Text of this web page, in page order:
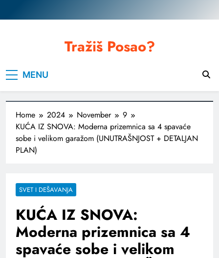
to
Tražiš Posao?
MENU
Home 2024 November
9
KUĆA IZ SNOVA: Moderna prizemnica sa 4 spavaće
sobe i velikom garažom (UNUTRAŠNJOST + DETALJAN
PLAN)
SVET I DEŠAVANJA
KUĆA IZ SNOVA:
Moderna prizemnica sa 4
spavaće sobe i velikom